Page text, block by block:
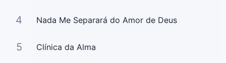
4 Nada Me Separará do Amor de Deus
5 Clínica da Alma